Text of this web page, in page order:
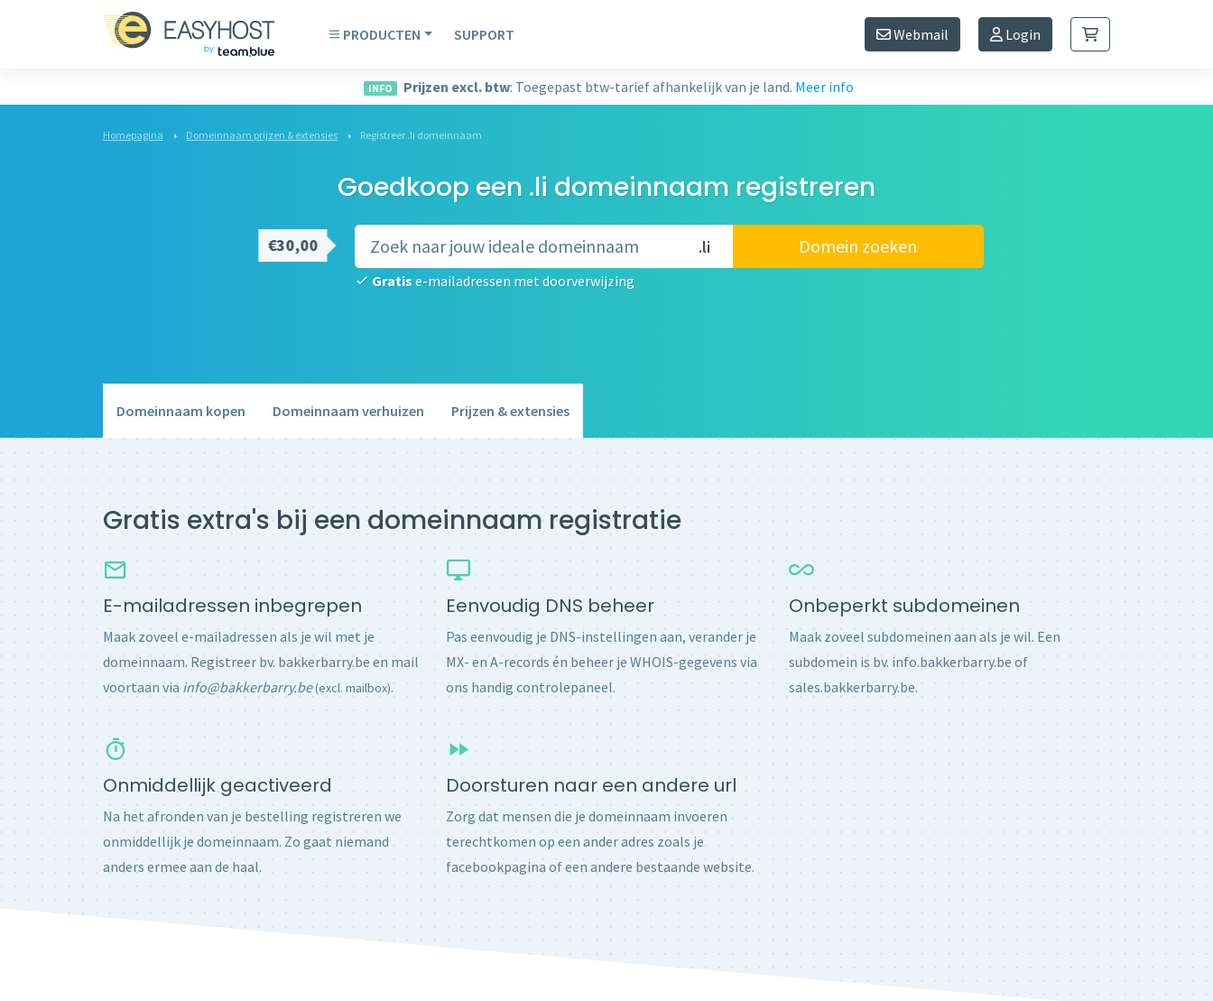
PRODUCTEN SUPPORT Webmail Login
INFO Prijzen excl. btw: Toegepast btw-tarief afhankelijk van je land. Meer info
Homepagina Domeinnaam prijzen & extensies Registreer .li domeinnaam
Goedkoop een .li domeinnaam registreren
€30,00 .li
Gratise-mailadressen met doorverwijzing
Domein zoeken
Domeinnaam kopen Domeinnaam verhuizen Prijzen & extensies
Gratis extra's bij een domeinnaam registratie
E-mailadressen inbegrepen
Maak zoveel e-mailadressen als je wil met je
domeinnaam. Registreer bv. bakkerbarry.be en mail
voortaan via info@bakkerbarry.be(excl. mailbox).
Eenvoudig DNS beheer
Pas eenvoudig je DNS-instellingen aan, verander je
MX- en A-records én beheer je WHOIS-gegevens via
ons handig controlepaneel.
Onbeperkt subdomeinen
Maak zoveel subdomeinen aan als je wil. Een
subdomein is bv. info.bakkerbarry.be of
sales.bakkerbarry.be.
Onmiddellijk geactiveerd
Na het afronden van je bestelling registreren we
onmiddellijk je domeinnaam. Zo gaat niemand
anders ermee aan de haal.
Doorsturen naar een andere url
Zorg dat mensen die je domeinnaam invoeren
terechtkomen op een ander adres zoals je
facebookpagina of een andere bestaande website.